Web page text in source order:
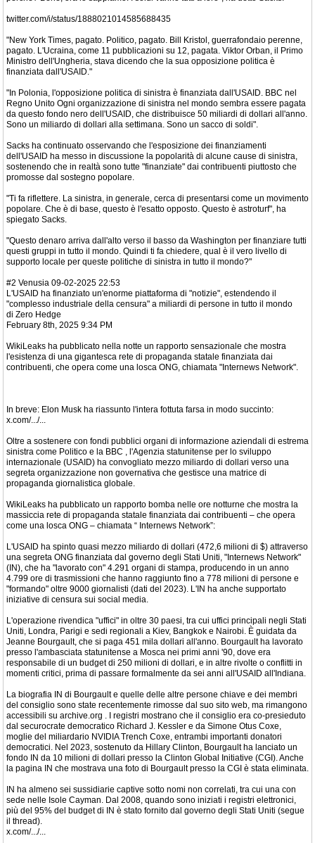
twitter.com/i/status/1888021014585688435
"New York Times, pagato. Politico, pagato. Bill Kristol, guerrafondaio perenne,
pagato. L'Ucraina, come 11 pubblicazioni su 12, pagata. Viktor Orban, il Primo
Ministro dell'Ungheria, stava dicendo che la sua opposizione politica è
finanziata dall'USAID."
"In Polonia, l'opposizione politica di sinistra è finanziata dall'USAID. BBC nel
Regno Unito Ogni organizzazione di sinistra nel mondo sembra essere pagata
da questo fondo nero dell'USAID, che distribuisce 50 miliardi di dollari all'anno.
Sono un miliardo di dollari alla settimana. Sono un sacco di soldi".
Sacks ha continuato osservando che l'esposizione dei finanziamenti
dell'USAID ha messo in discussione la popolarità di alcune cause di sinistra,
sostenendo che in realtà sono tutte "finanziate" dai contribuenti piuttosto che
promosse dal sostegno popolare.
"Ti fa riflettere. La sinistra, in generale, cerca di presentarsi come un movimento
popolare. Che è di base, questo è l'esatto opposto. Questo è astroturf", ha
spiegato Sacks.
"Questo denaro arriva dall'alto verso il basso da Washington per finanziare tutti
questi gruppi in tutto il mondo. Quindi ti fa chiedere, qual è il vero livello di
supporto locale per queste politiche di sinistra in tutto il mondo?"
#2 Venusia 09-02-2025 22:53
L'USAID ha finanziato un'enorme piattaforma di "notizie", estendendo il
"complesso industriale della censura" a miliardi di persone in tutto il mondo
di Zero Hedge
February 8th, 2025 9:34 PM
WikiLeaks ha pubblicato nella notte un rapporto sensazionale che mostra
l'esistenza di una gigantesca rete di propaganda statale finanziata dai
contribuenti, che opera come una losca ONG, chiamata "Internews Network".
In breve: Elon Musk ha riassunto l'intera fottuta farsa in modo succinto:
x.com/.../...
Oltre a sostenere con fondi pubblici organi di informazione aziendali di estrema
sinistra come Politico e la BBC , l'Agenzia statunitense per lo sviluppo
internazionale (USAID) ha convogliato mezzo miliardo di dollari verso una
segreta organizzazione non governativa che gestisce una matrice di
propaganda giornalistica globale.
WikiLeaks ha pubblicato un rapporto bomba nelle ore notturne che mostra la
massiccia rete di propaganda statale finanziata dai contribuenti – che opera
come una losca ONG – chiamata “ Internews Network”:
L'USAID ha spinto quasi mezzo miliardo di dollari (472,6 milioni di $) attraverso
una segreta ONG finanziata dal governo degli Stati Uniti, "Internews Network"
(IN), che ha "lavorato con" 4.291 organi di stampa, producendo in un anno
4.799 ore di trasmissioni che hanno raggiunto fino a 778 milioni di persone e
"formando" oltre 9000 giornalisti (dati del 2023). L'IN ha anche supportato
iniziative di censura sui social media.
L'operazione rivendica "uffici" in oltre 30 paesi, tra cui uffici principali negli Stati
Uniti, Londra, Parigi e sedi regionali a Kiev, Bangkok e Nairobi. È guidata da
Jeanne Bourgault, che si paga 451 mila dollari all'anno. Bourgault ha lavorato
presso l'ambasciata statunitense a Mosca nei primi anni '90, dove era
responsabile di un budget di 250 milioni di dollari, e in altre rivolte o conflitti in
momenti critici, prima di passare formalmente da sei anni all'USAID all'Indiana.
La biografia IN di Bourgault e quelle delle altre persone chiave e dei membri
del consiglio sono state recentemente rimosse dal suo sito web, ma rimangono
accessibili su archive.org . I registri mostrano che il consiglio era co-presieduto
dal securocrate democratico Richard J. Kessler e da Simone Otus Coxe,
moglie del miliardario NVIDIA Trench Coxe, entrambi importanti donatori
democratici. Nel 2023, sostenuto da Hillary Clinton, Bourgault ha lanciato un
fondo IN da 10 milioni di dollari presso la Clinton Global Initiative (CGI). Anche
la pagina IN che mostrava una foto di Bourgault presso la CGI è stata eliminata.
IN ha almeno sei sussidiarie captive sotto nomi non correlati, tra cui una con
sede nelle Isole Cayman. Dal 2008, quando sono iniziati i registri elettronici,
più del 95% del budget di IN è stato fornito dal governo degli Stati Uniti (segue
il thread).
x.com/.../...